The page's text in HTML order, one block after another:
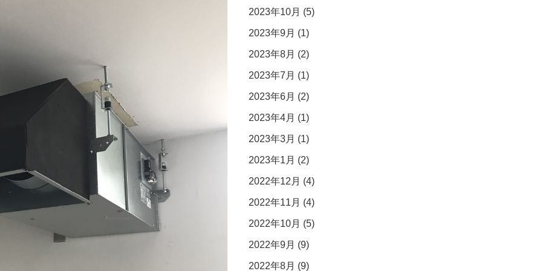
2023年10月 (5)
2023年9月 (1)
2023年8月 (2)
2023年7月 (1)
2023年6月 (2)
2023年4月 (1)
2023年3月 (1)
2023年1月 (2)
2022年12月 (4)
2022年11月 (4)
2022年10月 (5)
2022年9月 (9)
2022年8月 (9)